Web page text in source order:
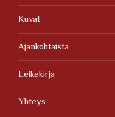
Kuvat
Ajankohtaista
Leikekirja
Yhteys